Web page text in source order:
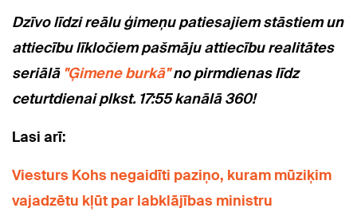
Dzīvo līdzi reālu ģimeņu patiesajiem stāstiem un
attiecību līkločiem pašmāju attiecību realitātes
seriālā "Ģimene burkā"no pirmdienas līdz
ceturtdienai plkst. 17:55 kanālā 360!
Lasi arī:
Viesturs Kohs negaidīti paziņo, kuram mūziķim
vajadzētu kļūt par labklājības ministru